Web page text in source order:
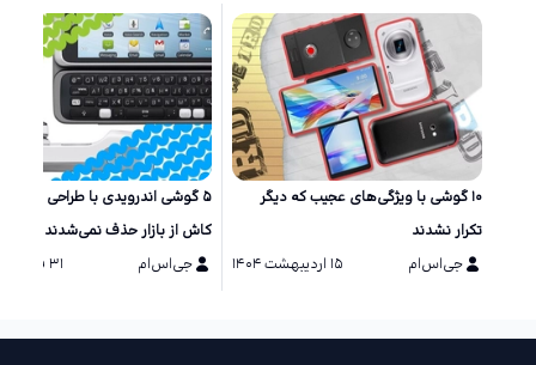
۱۰ گوشی‌ با ویژگی‌های عجیب که دیگر
تکرار نشدند
جی‌اس‌ام
۱۵ اردیبهشت ۱۴۰۴
۵ گوشی اندرویدی با طراحی خاص
کاش از بازار حذف نمی‌شدند
جی‌اس‌ام
۳۱ فروردین ۱۴۰۴